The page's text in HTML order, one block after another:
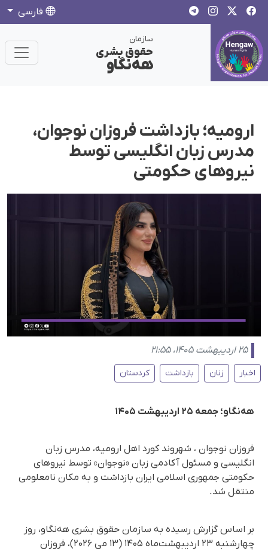
فارسی
سازمان
حقوق بشری
هەنگاو
ارومیه؛ بازداشت فروزان نوجوان،
مدرس زبان انگلیسی توسط
نیروهای حکومتی
۲۵ اردیبهشت ۱۴۰۵، ۲۱:۵۵
اخبار زنان بازداشت کردستان
هەنگاو؛ جمعه ۲۵ اردیبهشت ۱۴۰۵
فروزان نوجوان ، شهروند کورد اهل ارومیه، مدرس زبان
انگلیسی و مسئول آکادمی زبان «نوجوان» توسط نیروهای
حکومتی جمهوری اسلامی ایران بازداشت و به مکان نامعلومی
منتقل شد.
بر اساس گزارش رسیده به سازمان حقوق بشری هەنگاو، روز
چهارشنبه ۲۳ اردیبهشت‌ماه ۱۴۰۵ (۱۳ می ۲۰۲۶)، فروزان